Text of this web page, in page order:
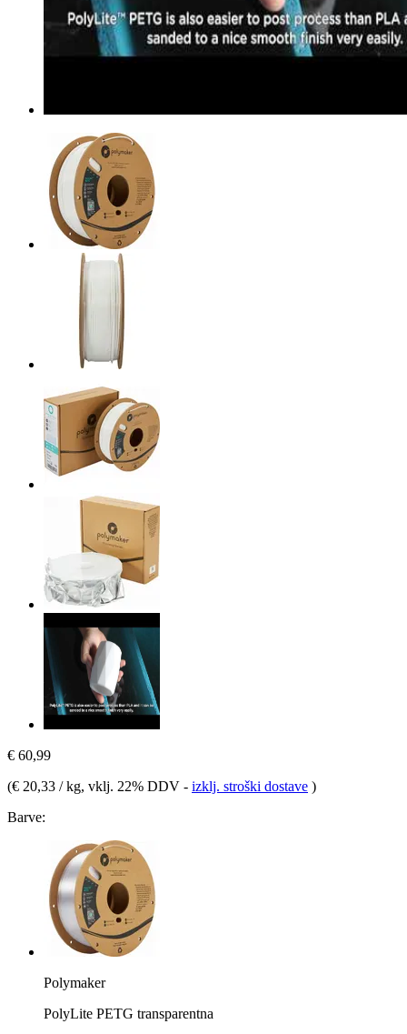
€ 60,99
(€ 20,33 / kg, vklj. 22% DDV - izklj. stroški dostave )
Barve:
Polymaker
PolyLite PETG transparentna